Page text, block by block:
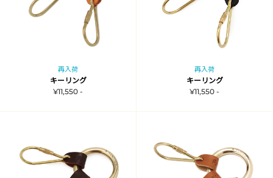
再入荷
キーリング
¥11,550 -
再入荷
キーリング
¥11,550 -